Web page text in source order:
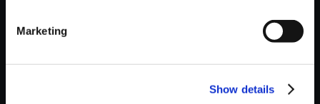
Marketing
Show details